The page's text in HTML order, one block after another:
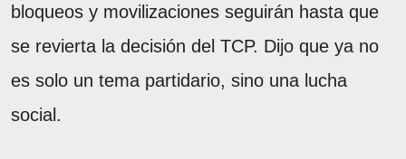
bloqueos y movilizaciones seguirán hasta que
se revierta la decisión del TCP. Dijo que ya no
es solo un tema partidario, sino una lucha
social.